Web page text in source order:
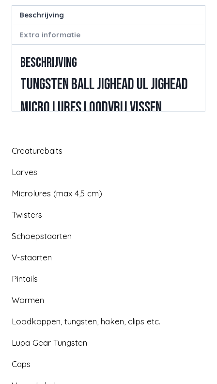
-
stuks
aantal
Beschrijving
Extra informatie
Beschrijving
Tungsten ball jighead UL jighead
micro lures loodvrij vissen
haak vishaak jighaak jiggen
van Lupa Gear bieden wij een
en veelgebruikte loodkop. Maar tungsten
biedt naast het milieuaspect ook andere
Tungsten is namelijk harder en dichter dan
lood en daarom kun je met tungsten jigheads
het verschil tussen mosselbanken, zandbodem
dichtheid heeft, zijn de jigheads ook kleiner
dan normale loodkoppen.
Creaturebaits
Larves
Microlures (max 4,5 cm)
Twisters
Schoepstaarten
V-staarten
Pintails
Wormen
Loodkoppen, tungsten, haken, clips etc.
Lupa Gear Tungsten
Caps